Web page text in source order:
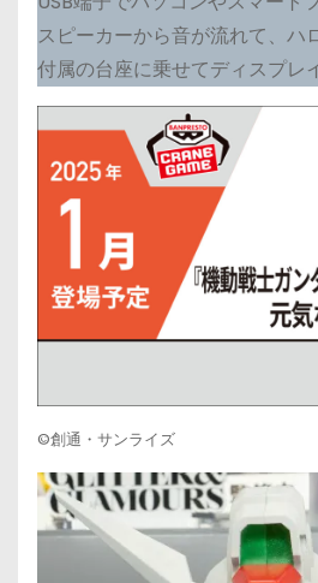
スピーカーから音が流れて、ハ
付属の台座に乗せてディスプレ
©創通・サンライズ